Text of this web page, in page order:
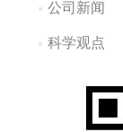
公司新闻
科学观点